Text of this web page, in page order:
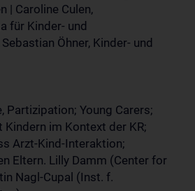
| Caroline Culen,
für Kinder- und
Öhner, Kinder- und
Partizipation; Young Carers;
im Kontext der KR;
Arzt-Kind-Interaktion;
Eltern. Lilly Damm (Center for
Nagl-Cupal (Inst. f.